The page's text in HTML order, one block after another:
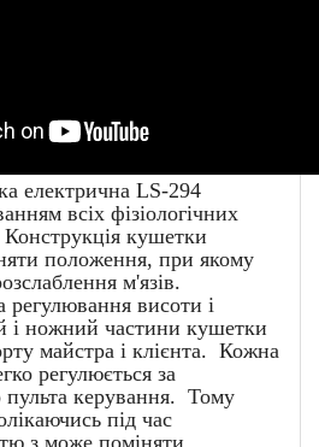
електрична LS-294
всіх фізіологічних
кушетки
положення, при якому
м'язів.
регулювання висоти і
і ножний частини кушетки
майстра і клієнта. Кожна
регулюється за
керування. Тому
під час
з може поміняти